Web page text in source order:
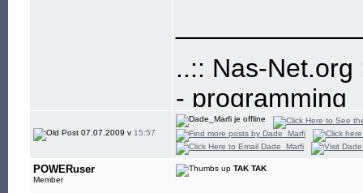
..:: Nas-Net.org
- programming
- build-up and
- development
07.07.2009 v 15:57
POWERuser
Member
TAK TAK